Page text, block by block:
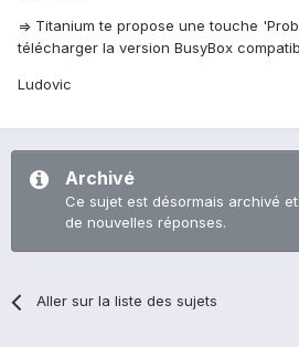
=> Titanium te propose une touche
télécharger la version BusyBox
Ludovic
Archivé
Ce sujet est désormais archivé
de nouvelles réponses.
Aller sur la liste des sujets